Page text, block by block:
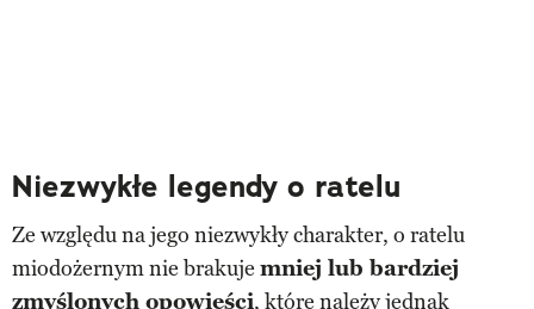
Niezwykłe legendy o ratelu
Ze względu na jego niezwykły charakter, o ratelu
miodożernym nie brakuje mniej lub bardziej
zmyślonych opowieści, które należy jednak